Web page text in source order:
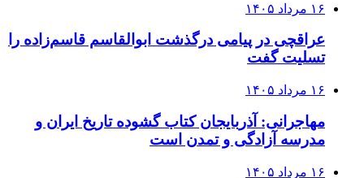
۱۶ مرداد ۱۴۰۵
عراقچی در پیامی درگذشت ابوالقاسم قاسم‌زاده را
تسلیت گفت
۱۶ مرداد ۱۴۰۵
مهاجرانی: آذربایجان کتاب گشوده تاریخ ایران و
مدرسه آزادگی و تمدن است
۱۶ مرداد ۱۴۰۵